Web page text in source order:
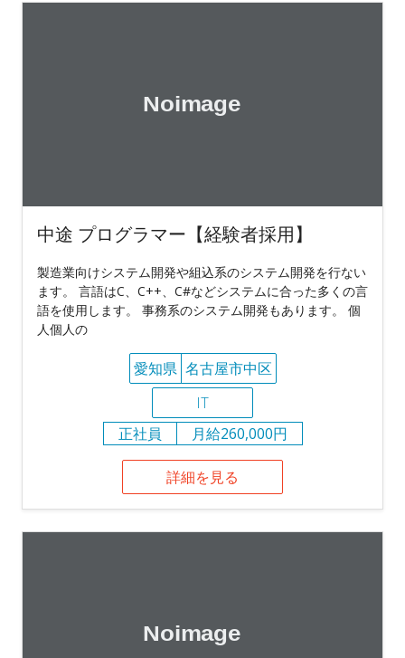
中途 プログラマー【経験者採用】
製造業向けシステム開発や組込系のシステム開発を行ない
ます。 言語はC、C++、C#などシステムに合った多くの言
語を使用します。 事務系のシステム開発もあります。 個
人個人の
愛知県 名古屋市中区
IT
正社員
月給260,000円
詳細を見る